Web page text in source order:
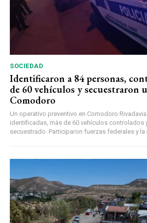
SOCIEDAD
Identificaron a 84 personas,
de 60 vehículos y secuestraron
Comodoro
Un operativo preventivo en Comodoro
identificadas, más de 60 vehículos controlados
secuestrado. Participaron fuerzas federales y la